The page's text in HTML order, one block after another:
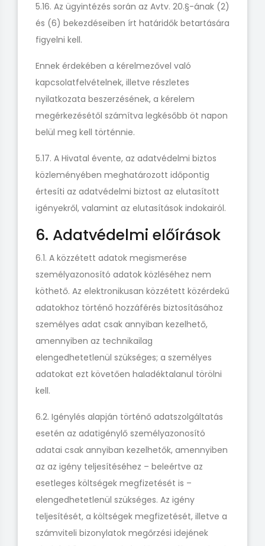
5.16. Az ügyintézés során az Avtv. 20.§-ának (2)
és (6) bekezdéseiben írt határidők betartására
figyelni kell.
Ennek érdekében a kérelmezővel való
kapcsolatfelvételnek, illetve részletes
nyilatkozata beszerzésének, a kérelem
megérkezésétől számítva legkésőbb öt napon
belül meg kell történnie.
5.17. A Hivatal évente, az adatvédelmi biztos
közleményében meghatározott időpontig
értesíti az adatvédelmi biztost az elutasított
igényekről, valamint az elutasítások indokairól.
6. Adatvédelmi előírások
6.1. A közzétett adatok megismerése
személyazonosító adatok közléséhez nem
köthető. Az elektronikusan közzétett közérdekű
adatokhoz történő hozzáférés biztosításához
személyes adat csak annyiban kezelhető,
amennyiben az technikailag
elengedhetetlenül szükséges; a személyes
adatokat ezt követően haladéktalanul törölni
kell.
6.2. Igénylés alapján történő adatszolgáltatás
esetén az adatigénylő személyazonosító
adatai csak annyiban kezelhetők, amennyiben
az az igény teljesítéséhez – beleértve az
esetleges költségek megfizetését is –
elengedhetetlenül szükséges. Az igény
teljesítését, a költségek megfizetését, illetve a
számviteli bizonylatok megőrzési idejének